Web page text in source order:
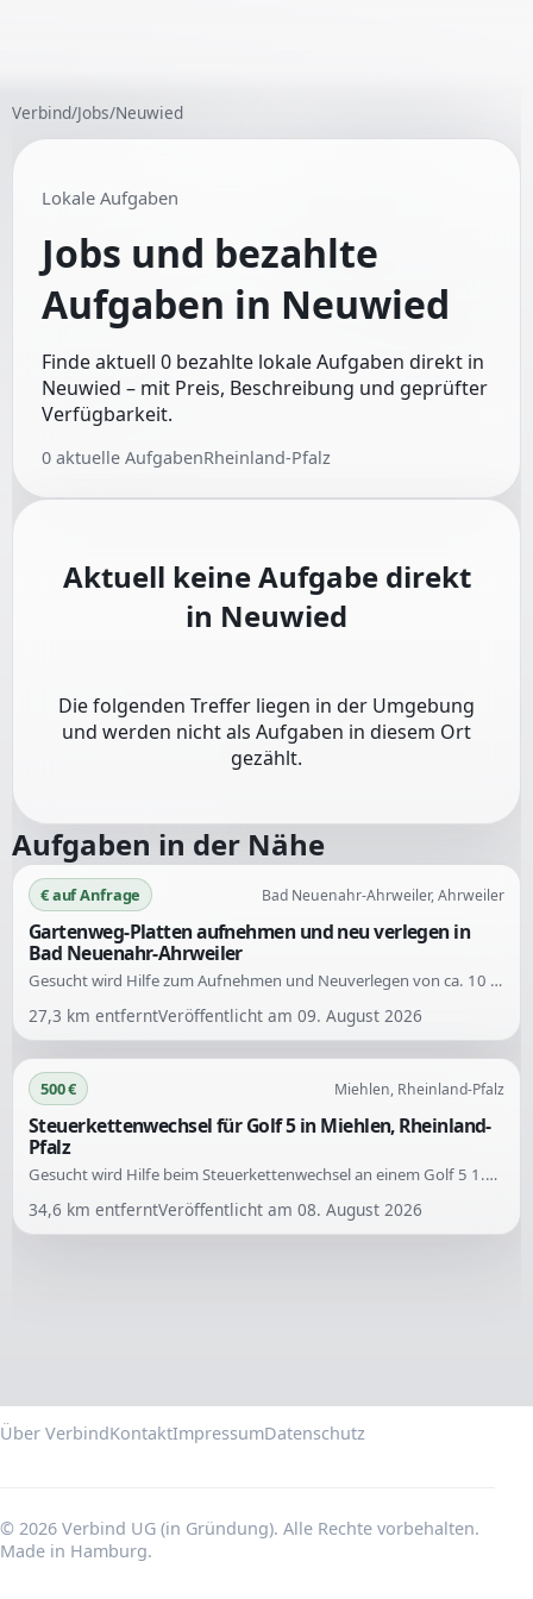
Verbind/Jobs/Neuwied
Lokale Aufgaben
Jobs und bezahlte
Aufgaben in Neuwied
Finde aktuell 0 bezahlte lokale Aufgaben direkt in
Neuwied – mit Preis, Beschreibung und geprüfter
Verfügbarkeit.
0 aktuelle AufgabenRheinland-Pfalz
Aktuell keine Aufgabe direkt
in Neuwied
Die folgenden Treffer liegen in der Umgebung
und werden nicht als Aufgaben in diesem Ort
gezählt.
Aufgaben in der Nähe
€ auf Anfrage Bad Neuenahr-Ahrweiler, Ahrweiler
Gartenweg-Platten aufnehmen und neu verlegen in
Bad Neuenahr-Ahrweiler
Gesucht wird Hilfe zum Aufnehmen und Neuverlegen von ca. 10 m² Gehwegplatten rund um ein Gartenhäuschen. Die Platten sind abgesackt und es wachsen Pflanzen durch die Fugen. Die Arbeiten umfassen das Entfernen der Platten, die Wurzeln, das Prüfen des Untergrunds und das Wiederverlegen der Platten mit einem ordentlichen Gefälle.
27,3 km entferntVeröffentlicht am 09. August 2026
500 € Miehlen, Rheinland-Pfalz
Steuerkettenwechsel für Golf 5 in Miehlen, Rheinland-
Pfalz
Gesucht wird Hilfe beim Steuerkettenwechsel an einem Golf 5 1.4 TSI 140PS Baujahr 2007. Der Motor hat aufgrund eines Steuerketten-Schadens blockiert, und alle benötigten Teile sind vorhanden.
34,6 km entferntVeröffentlicht am 08. August 2026
Über VerbindKontaktImpressumDatenschutz
© 2026 Verbind UG (in Gründung). Alle Rechte vorbehalten.
Made in Hamburg.